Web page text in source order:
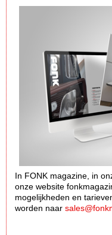
In FONK magazine, in
onze website
mogelijkheden en
worden naar